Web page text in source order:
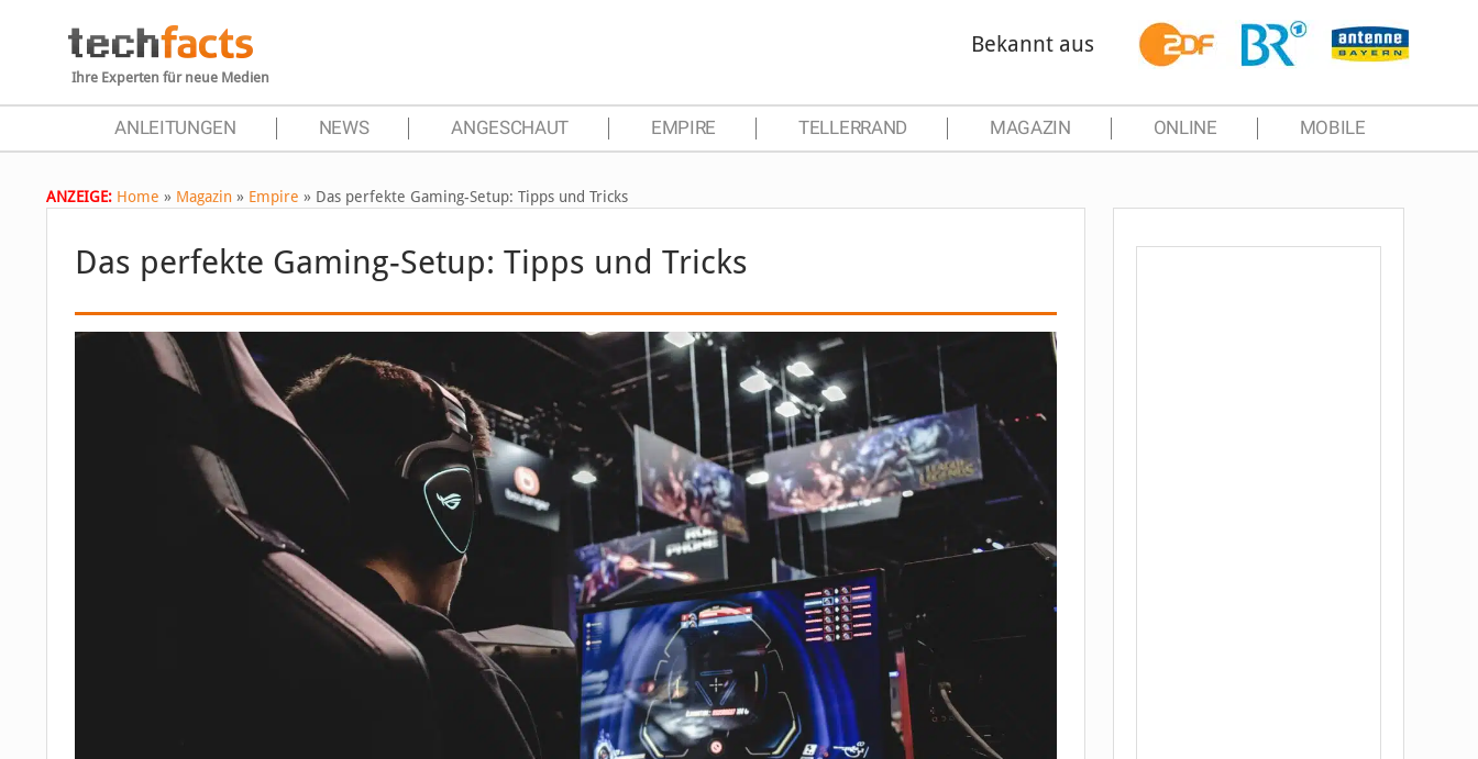
Ihre Experten für neue Medien
Bekannt aus
ANLEITUNGEN NEWS ANGESCHAUT EMPIRE TELLERRAND MAGAZIN ONLINE MOBILE
ANZEIGE: Home » Magazin » Empire » Das perfekte Gaming-Setup: Tipps und Tricks
Das perfekte Gaming-Setup: Tipps und Tricks